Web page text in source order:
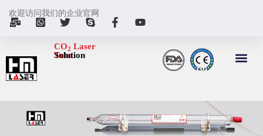
欢迎访问我们的企业官网
CO2 Laser
Tube
Solution